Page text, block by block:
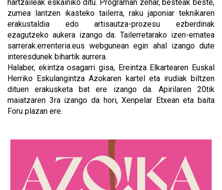
hartzaileak eskainiko ditu. Programan zehar, besteak beste,
zumea lantzen ikasteko tailerra, raku japoniar teknikaren
erakustaldia edo artisautza-prozesu ezberdinak
ezagutzeko aukera izango da. Tailerretarako izen-ematea
sarrerak.errenteria.eus webgunean egin ahal izango dute
interesdunek bihartik aurrera.
Halaber, ekintza osagarri gisa, Ereintza Elkartearen Euskal
Herriko Eskulangintza Azokaren kartel eta irudiak biltzen
dituen erakusketa bat ere izango da. Apirilaren 20tik
maiatzaren 3ra izango da hori, Xenpelar Etxean eta baita
Foru plazan ere.